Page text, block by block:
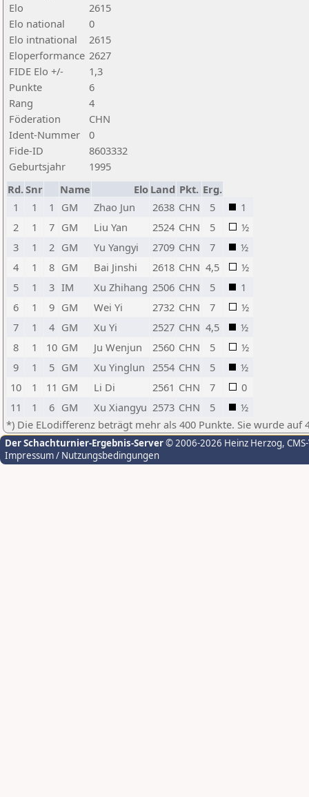
Elo
2615
Elo national
0
Elo intnational
2615
Eloperformance 2627
FIDE Elo +/-
1,3
Punkte
6
Rang
4
Föderation
CHN
Ident-Nummer
0
Fide-ID
8603332
Geburtsjahr
1995
Rd.Snr Name Elo Land Pkt. Erg.
1
1 1 GM Zhao Jun 2638 CHN 5
1
2
1 7 GM Liu Yan 2524 CHN 5
½
3
1 2 GM Yu Yangyi 2709 CHN 7
½
4
1 8 GM Bai Jinshi 2618 CHN 4,5
½
5
1 3 IM Xu Zhihang 2506 CHN 5
1
6
1 9 GM Wei Yi 2732 CHN 7
½
7
1 4 GM Xu Yi 2527 CHN 4,5
½
8
1 10 GM Ju Wenjun 2560 CHN 5
½
9
1 5 GM Xu Yinglun 2554 CHN 5
½
10
1 11 GM Li Di 2561 CHN 7
0
11
1 6 GM Xu Xiangyu 2573 CHN 5
½
*) Die ELodifferenz beträgt mehr als 400 Punkte. Sie wurde auf
Der Schachturnier-Ergebnis-Server© 2006-2026 Heinz Herzog,
Impressum / Nutzungsbedingungen